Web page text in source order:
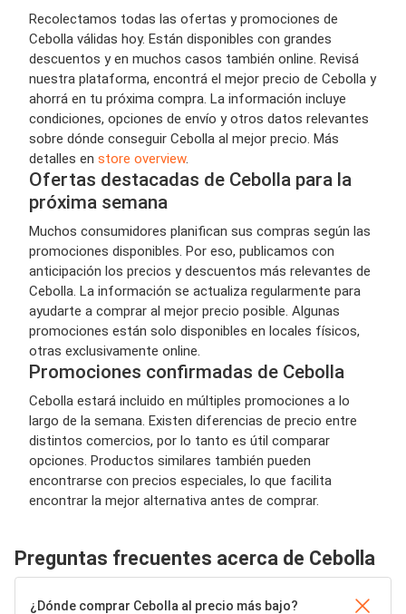
Recolectamos todas las ofertas y promociones de
Cebolla válidas hoy. Están disponibles con grandes
descuentos y en muchos casos también online. Revisá
nuestra plataforma, encontrá el mejor precio de Cebolla y
ahorrá en tu próxima compra. La información incluye
condiciones, opciones de envío y otros datos relevantes
sobre dónde conseguir Cebolla al mejor precio. Más
detalles en store overview.
Ofertas destacadas de Cebolla para la
próxima semana
Muchos consumidores planifican sus compras según las
promociones disponibles. Por eso, publicamos con
anticipación los precios y descuentos más relevantes de
Cebolla. La información se actualiza regularmente para
ayudarte a comprar al mejor precio posible. Algunas
promociones están solo disponibles en locales físicos,
otras exclusivamente online.
Promociones confirmadas de Cebolla
Cebolla estará incluido en múltiples promociones a lo
largo de la semana. Existen diferencias de precio entre
distintos comercios, por lo tanto es útil comparar
opciones. Productos similares también pueden
encontrarse con precios especiales, lo que facilita
encontrar la mejor alternativa antes de comprar.
Preguntas frecuentes acerca de Cebolla
¿Dónde comprar Cebolla al precio más bajo?